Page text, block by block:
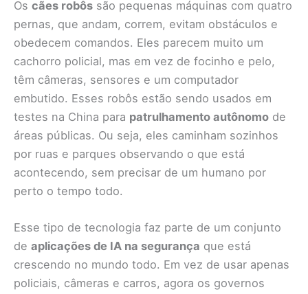
Os cães robôs são pequenas máquinas com quatro
pernas, que andam, correm, evitam obstáculos e
obedecem comandos. Eles parecem muito um
cachorro policial, mas em vez de focinho e pelo,
têm câmeras, sensores e um computador
embutido. Esses robôs estão sendo usados em
testes na China para patrulhamento autônomo de
áreas públicas. Ou seja, eles caminham sozinhos
por ruas e parques observando o que está
acontecendo, sem precisar de um humano por
perto o tempo todo.
Esse tipo de tecnologia faz parte de um conjunto
de aplicações de IA na segurança que está
crescendo no mundo todo. Em vez de usar apenas
policiais, câmeras e carros, agora os governos